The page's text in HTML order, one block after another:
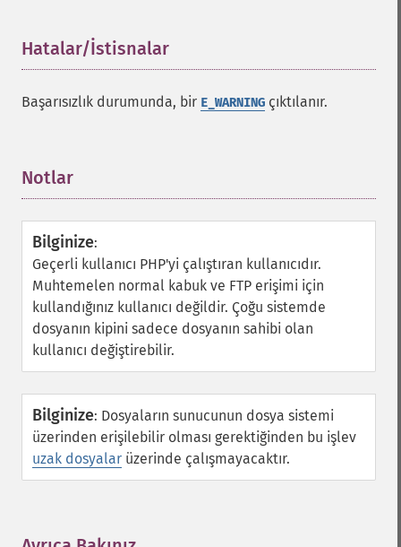
Hatalar/İstisnalar
Başarısızlık durumunda, bir E_WARNING çıktılanır.
Notlar
Bilginize:
Geçerli kullanıcı PHP'yi çalıştıran kullanıcıdır.
Muhtemelen normal kabuk ve FTP erişimi için
kullandığınız kullanıcı değildir. Çoğu sistemde
dosyanın kipini sadece dosyanın sahibi olan
kullanıcı değiştirebilir.
Bilginize: Dosyaların sunucunun dosya sistemi
üzerinden erişilebilir olması gerektiğinden bu işlev
uzak dosyalar üzerinde çalışmayacaktır.